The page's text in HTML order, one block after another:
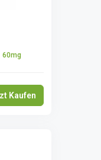
60mg
Kaufen